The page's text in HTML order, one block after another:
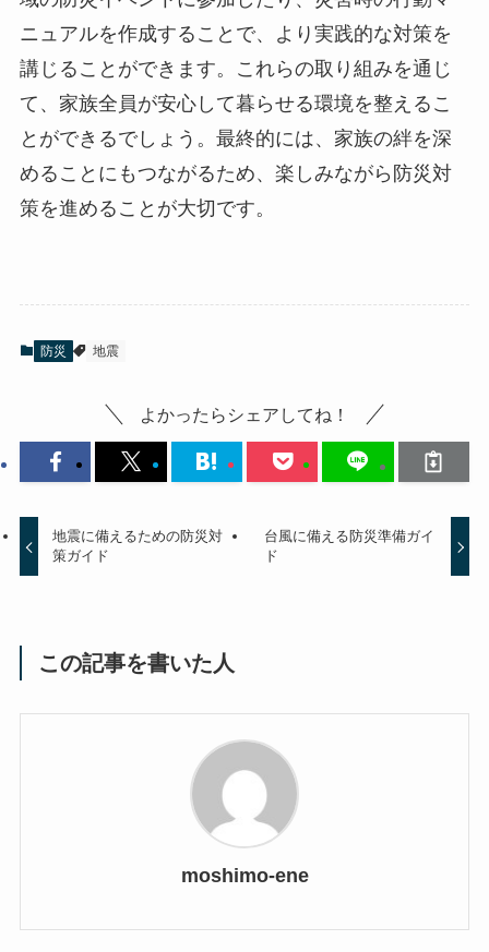
ニュアルを作成することで、より実践的な対策を
講じることができます。これらの取り組みを通じ
て、家族全員が安心して暮らせる環境を整えるこ
とができるでしょう。最終的には、家族の絆を深
めることにもつながるため、楽しみながら防災対
策を進めることが大切です。
防災 地震
よかったらシェアしてね！
地震に備えるための防災対
策ガイド
台風に備える防災準備ガイ
ド
この記事を書いた人
moshimo-ene